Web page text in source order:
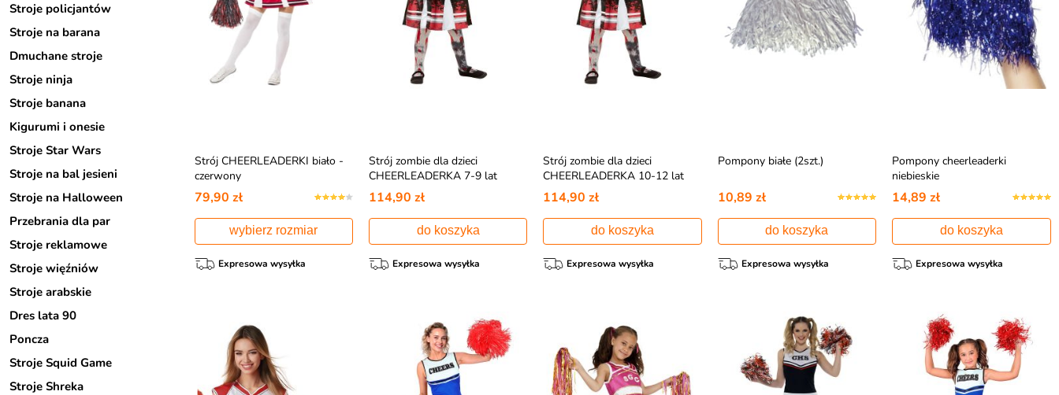
Strój CHEERLEADERKI biało -
czerwony
79,90 zł
wybierz rozmiar
Expresowa wysyłka
Strój zombie dla dzieci
CHEERLEADERKA 7-9 lat
114,90 zł
do koszyka
Expresowa wysyłka
Strój zombie dla dzieci
CHEERLEADERKA 10-12 lat
114,90 zł
do koszyka
Expresowa wysyłka
Pompony białe (2szt.)
10,89 zł
do koszyka
Expresowa wysyłka
Pompony cheerleaderki
niebieskie
14,89 zł
do koszyka
Expresowa wysyłka
Stroje policjantów
Stroje na barana
Dmuchane stroje
Stroje ninja
Stroje banana
Kigurumi i onesie
Stroje Star Wars
Stroje na bal jesieni
Stroje na Halloween
Przebrania dla par
Stroje reklamowe
Stroje więźniów
Stroje arabskie
Dres lata 90
Poncza
Stroje Squid Game
Stroje Shreka